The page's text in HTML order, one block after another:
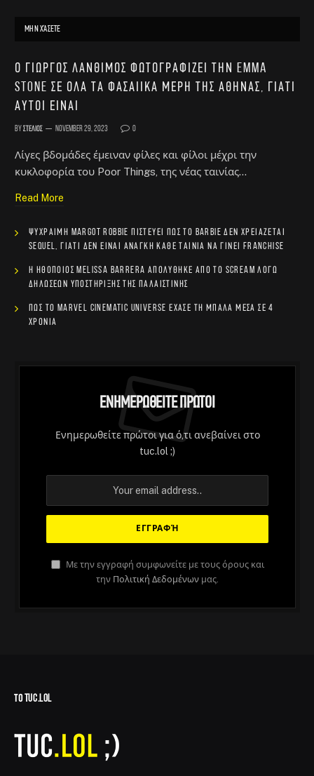
ΜΗΝ ΧΆΣΕΤΕ
Ο Γιώργος Λάνθιμος φωτογραφίζει την Emma
Stone σε όλα τα φασαίικα μέρη της Αθήνας, γιατί
αυτοί είναι
By Στέλιος November 29, 2023 0
Λίγες βδομάδες έμειναν φίλες και φίλοι μέχρι την
κυκλοφορία του Poor Things, της νέας ταινίας…
Read More
Ψύχραιμη Margot Robbie πιστεύει πως το Barbie δεν χρειάζεται
sequel, γιατί δεν είναι ανάγκη κάθε ταινία να γίνει franchise
Η ηθοποιός Melissa Barrera απολύθηκε από το Scream λόγω
δηλώσεων υποστήριξης της Παλαιστίνης
Πώς το Marvel Cinematic Universe έχασε τη μπάλα μέσα σε 4
χρόνια
Ενημερωθείτε Πρώτοι
Ενημερωθείτε πρώτοι για ό,τι ανεβαίνει στο
tuc.lol ;)
Με την εγγραφή συμφωνείτε με τους όρους και
την Πολιτική Δεδομένων μας.
ΤΟ TUC.LOL